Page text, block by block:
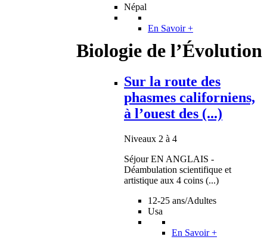
Népal
En Savoir +
Biologie de l’Évolution
Sur la route des
phasmes californiens,
à l’ouest des (...)
Niveaux 2 à 4
Séjour EN ANGLAIS -
Déambulation scientifique et
artistique aux 4 coins (...)
12-25 ans/Adultes
Usa
En Savoir +